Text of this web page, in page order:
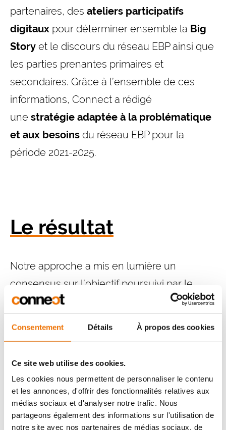
Consentement Détails À propos des cookies
Ce site web utilise des cookies.
Les cookies nous permettent de personnaliser le contenu
et les annonces, d'offrir des fonctionnalités relatives aux
médias sociaux et d'analyser notre trafic. Nous
partageons également des informations sur l'utilisation de
notre site avec nos partenaires de médias sociaux, de
partenaires, des ateliers participatifs
digitaux pour déterminer ensemble la Big
Story et le discours du réseau EBP ainsi que
les parties prenantes primaires et
secondaires. Grâce à l’ensemble de ces
informations, Connect a rédigé
une stratégie adaptée à la problématique
et aux besoins du réseau EBP pour la
période 2021-2025.
Le résultat
Notre approche a mis en lumière un
consensus sur l’objectif poursuivi par le
réseau EBP. Jeune et en pleine expansion,
par le réseau et ses partenaires.
Toutefois,tout restait à créer en matière de
communication. La stratégie de Connect